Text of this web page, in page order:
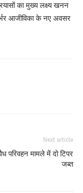
का मुख्य लक्ष्य खनन
आजीविका के नए अवसर
Next article
परिवहन मामले में दो टिपर
जब्त